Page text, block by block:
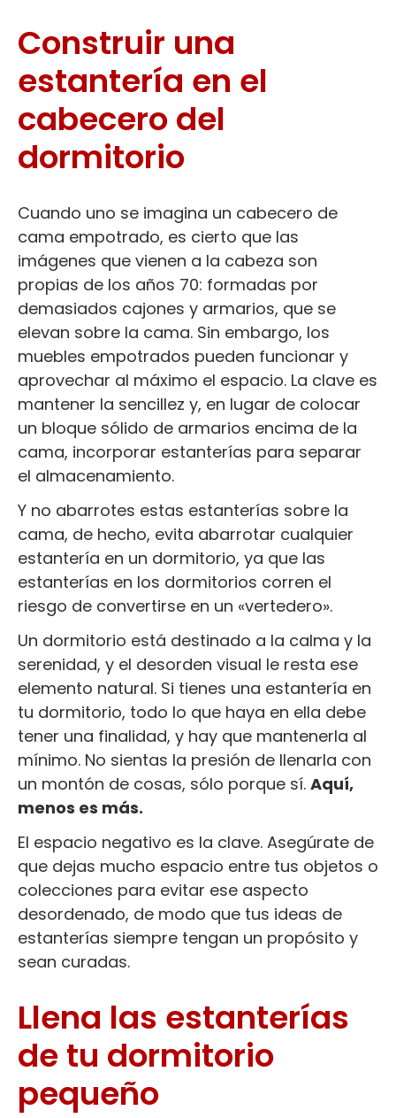
Construir una
estantería en el
cabecero del
dormitorio
Cuando uno se imagina un cabecero de
cama empotrado, es cierto que las
imágenes que vienen a la cabeza son
propias de los años 70: formadas por
demasiados cajones y armarios, que se
elevan sobre la cama. Sin embargo, los
muebles empotrados pueden funcionar y
aprovechar al máximo el espacio. La clave es
mantener la sencillez y, en lugar de colocar
un bloque sólido de armarios encima de la
cama, incorporar estanterías para separar
el almacenamiento.
Y no abarrotes estas estanterías sobre la
cama, de hecho, evita abarrotar cualquier
estantería en un dormitorio, ya que las
estanterías en los dormitorios corren el
riesgo de convertirse en un «vertedero».
Un dormitorio está destinado a la calma y la
serenidad, y el desorden visual le resta ese
elemento natural. Si tienes una estantería en
tu dormitorio, todo lo que haya en ella debe
tener una finalidad, y hay que mantenerla al
mínimo. No sientas la presión de llenarla con
un montón de cosas, sólo porque sí. Aquí,
menos es más.
El espacio negativo es la clave. Asegúrate de
que dejas mucho espacio entre tus objetos o
colecciones para evitar ese aspecto
desordenado, de modo que tus ideas de
estanterías siempre tengan un propósito y
sean curadas.
Llena las estanterías
de tu dormitorio
pequeño